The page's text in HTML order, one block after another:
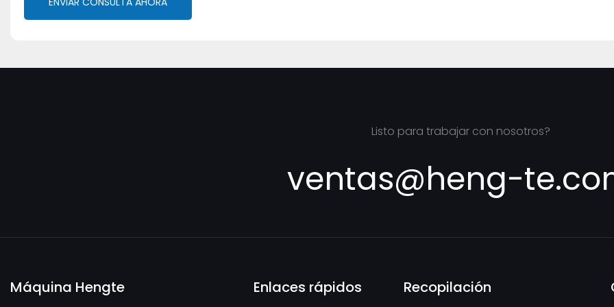
Listo para trabajar con nosotros?
ventas@heng-
Máquina Hengte Enlaces rápidos Recopilación